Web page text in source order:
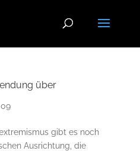
über
gibt es noch
Ausrichtung, die